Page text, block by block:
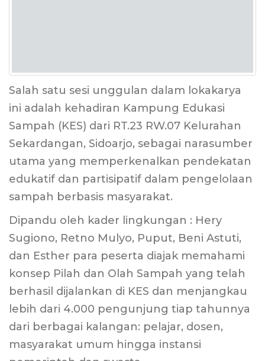
Salah satu sesi unggulan dalam lokakarya
ini adalah kehadiran Kampung Edukasi
Sampah (KES) dari RT.23 RW.07 Kelurahan
Sekardangan, Sidoarjo, sebagai narasumber
utama yang memperkenalkan pendekatan
edukatif dan partisipatif dalam pengelolaan
sampah berbasis masyarakat.
Dipandu oleh kader lingkungan : Hery
Sugiono, Retno Mulyo, Puput, Beni Astuti,
dan Esther para peserta diajak memahami
konsep Pilah dan Olah Sampah yang telah
berhasil dijalankan di KES dan menjangkau
lebih dari 4.000 pengunjung tiap tahunnya
dari berbagai kalangan: pelajar, dosen,
masyarakat umum hingga instansi